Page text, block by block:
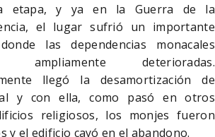
etapa, y ya en la Guerra de la
el lugar sufrió un importante
las dependencias monacales
ampliamente deterioradas.
llegó la desamortización de
y con ella, como pasó en otros
religiosos, los monjes fueron
y el edificio cayó en el abandono.